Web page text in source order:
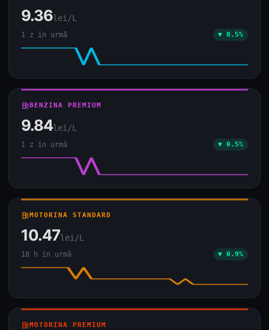
9.36lei/L
1 z în urmă ▼ 0.5%
local_gas_stationBENZINA PREMIUM
9.84lei/L
1 z în urmă ▼ 0.5%
local_gas_stationMOTORINA STANDARD
10.47lei/L
18 h în urmă ▼ 0.9%
local_gas_stationMOTORINA PREMIUM